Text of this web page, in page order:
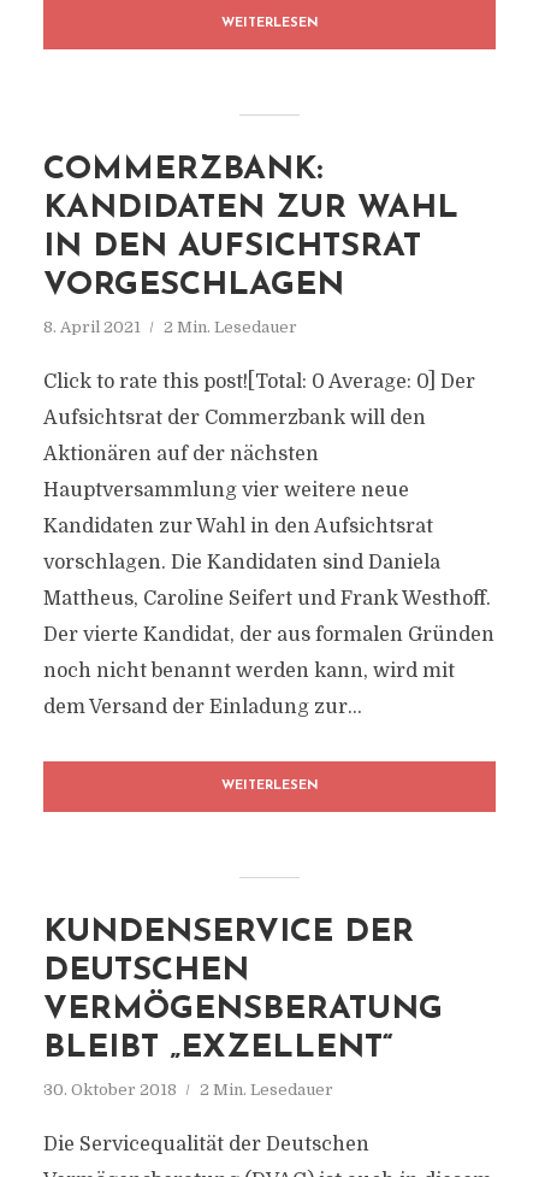
WEITERLESEN
COMMERZBANK:
KANDIDATEN ZUR WAHL
IN DEN AUFSICHTSRAT
VORGESCHLAGEN
8. April 2021 2 Min. Lesedauer
Click to rate this post![Total: 0 Average: 0] Der
Aufsichtsrat der Commerzbank will den
Aktionären auf der nächsten
Hauptversammlung vier weitere neue
Kandidaten zur Wahl in den Aufsichtsrat
vorschlagen. Die Kandidaten sind Daniela
Mattheus, Caroline Seifert und Frank Westhoff.
Der vierte Kandidat, der aus formalen Gründen
noch nicht benannt werden kann, wird mit
dem Versand der Einladung zur...
WEITERLESEN
KUNDENSERVICE DER
DEUTSCHEN
VERMÖGENSBERATUNG
BLEIBT „EXZELLENT“
30. Oktober 2018 2 Min. Lesedauer
Die Servicequalität der Deutschen